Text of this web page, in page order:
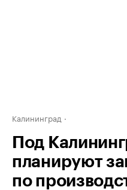
Калининград
Под
планируют
по